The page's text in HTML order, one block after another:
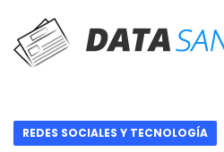
REDES SOCIALES Y TECNOLOGÍA